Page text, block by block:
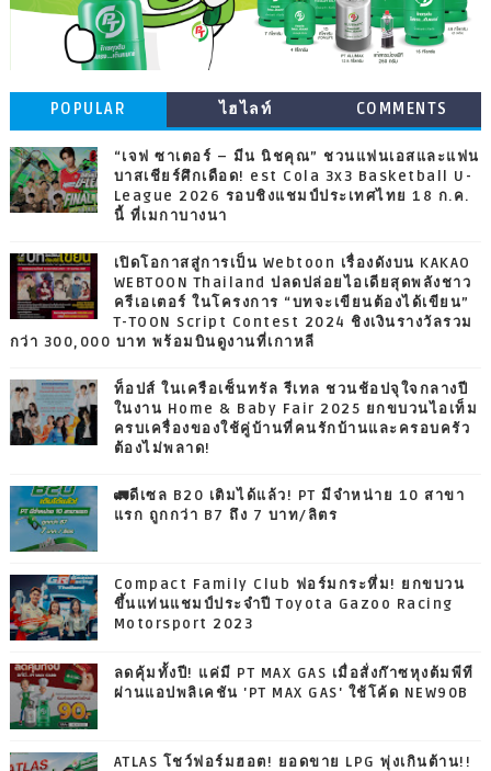
POPULAR ไฮไลท์ COMMENTS
“เจฟ ซาเตอร์ – มีน นิชคุณ” ชวนแฟนเอสและแฟน
บาสเชียร์ศึกเดือด! est Cola 3x3 Basketball U-
League 2026 รอบชิงแชมป์ประเทศไทย 18 ก.ค.
นี้ ที่เมกาบางนา
เปิดโอกาสสู่การเป็น Webtoon เรื่องดังบน KAKAO
WEBTOON Thailand ปลดปล่อยไอเดียสุดพลังชาว
ครีเอเตอร์ ในโครงการ “บทจะเขียนต้องได้เขียน”
T-TOON Script Contest 2024 ชิงเงินรางวัลรวม
กว่า 300,000 บาท พร้อมบินดูงานที่เกาหลี
ท็อปส์ ในเครือเซ็นทรัล รีเทล ชวนช้อปจุใจกลางปี
ในงาน Home & Baby Fair 2025 ยกขบวนไอเท็ม
ครบเครื่องของใช้คู่บ้านที่คนรักบ้านและครอบครัว
ต้องไม่พลาด!
🚛ดีเซล B20 เติมได้แล้ว! PT มีจำหน่าย 10 สาขา
แรก ถูกกว่า B7 ถึง 7 บาท/ลิตร
Compact Family Club ฟอร์มกระหึ่ม! ยกขบวน
ขึ้นแท่นแชมป์ประจำปี Toyota Gazoo Racing
Motorsport 2023
ลดคุ้มทั้งปี! แค่มี PT MAX GAS เมื่อสั่งก๊าซหุงต้มพีที
ผ่านแอปพลิเคชัน 'PT MAX GAS' ใช้โค้ด NEW90B
ATLAS โชว์ฟอร์มฮอต! ยอดขาย LPG พุ่งเกินต้าน!!